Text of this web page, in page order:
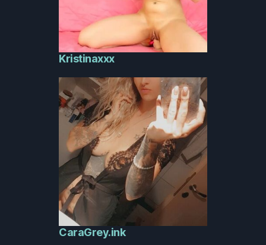
Kristinaxxx
CaraGrey.ink